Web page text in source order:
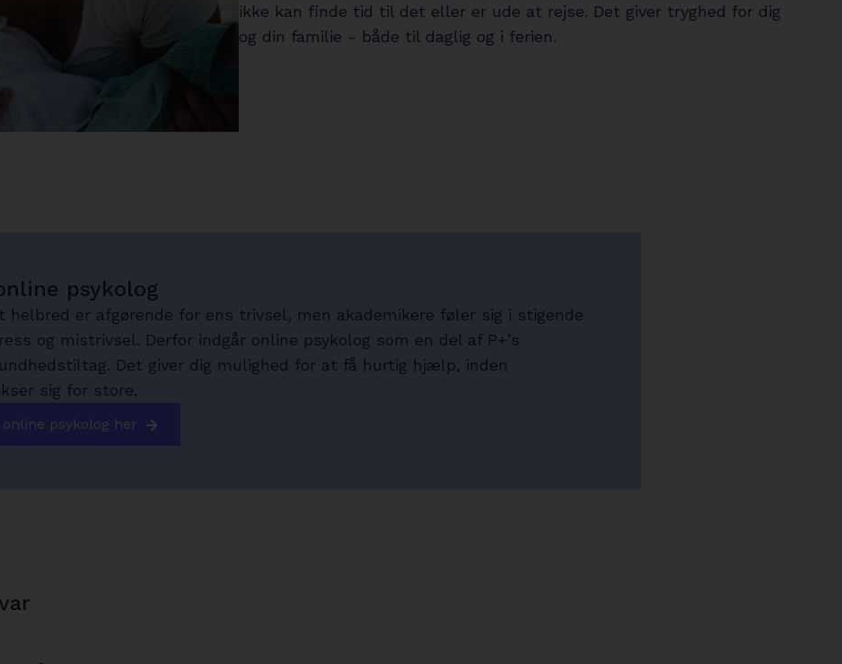
ikke kan finde tid til det eller er ude at rejse. Det giver tryghed for dig
og din familie - både til daglig og i ferien.
psykolog
helbred er afgørende for ens trivsel, men akademikere føler sig i stigende
og mistrivsel. Derfor indgår online psykolog som en del af P+’s
Det giver dig mulighed for at få hurtig hjælp, inden
sig for store.
psykolog her arrow-